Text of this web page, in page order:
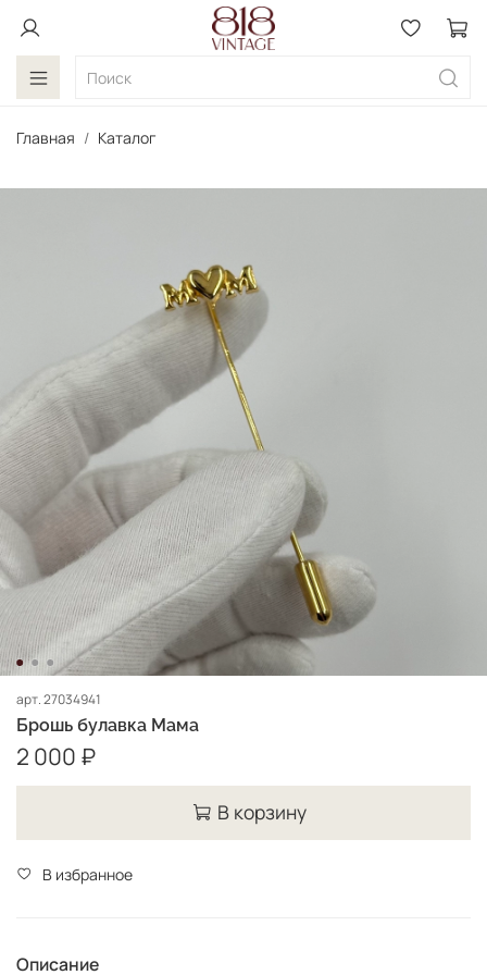
Главная Каталог
арт.27034941
Брошь булавка Мама
2 000 ₽
В корзину
В избранное
Описание